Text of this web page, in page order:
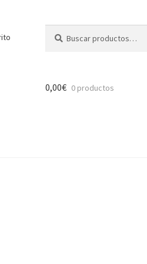
por:
0,00€ 0 productos